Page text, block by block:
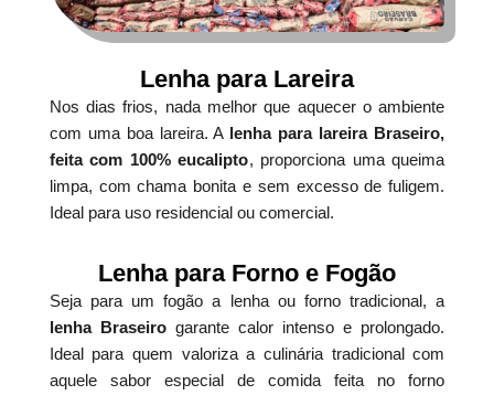
Lenha para Lareira
Nos dias frios, nada melhor que aquecer o ambiente
com uma boa lareira. A lenha para lareira Braseiro,
feita com 100% eucalipto, proporciona uma queima
limpa, com chama bonita e sem excesso de fuligem.
Ideal para uso residencial ou comercial.
Lenha para Forno e Fogão
Seja para um fogão a lenha ou forno tradicional, a
lenha Braseirogarante calor intenso e prolongado.
Ideal para quem valoriza a culinária tradicional com
aquele sabor especial de comida feita no forno